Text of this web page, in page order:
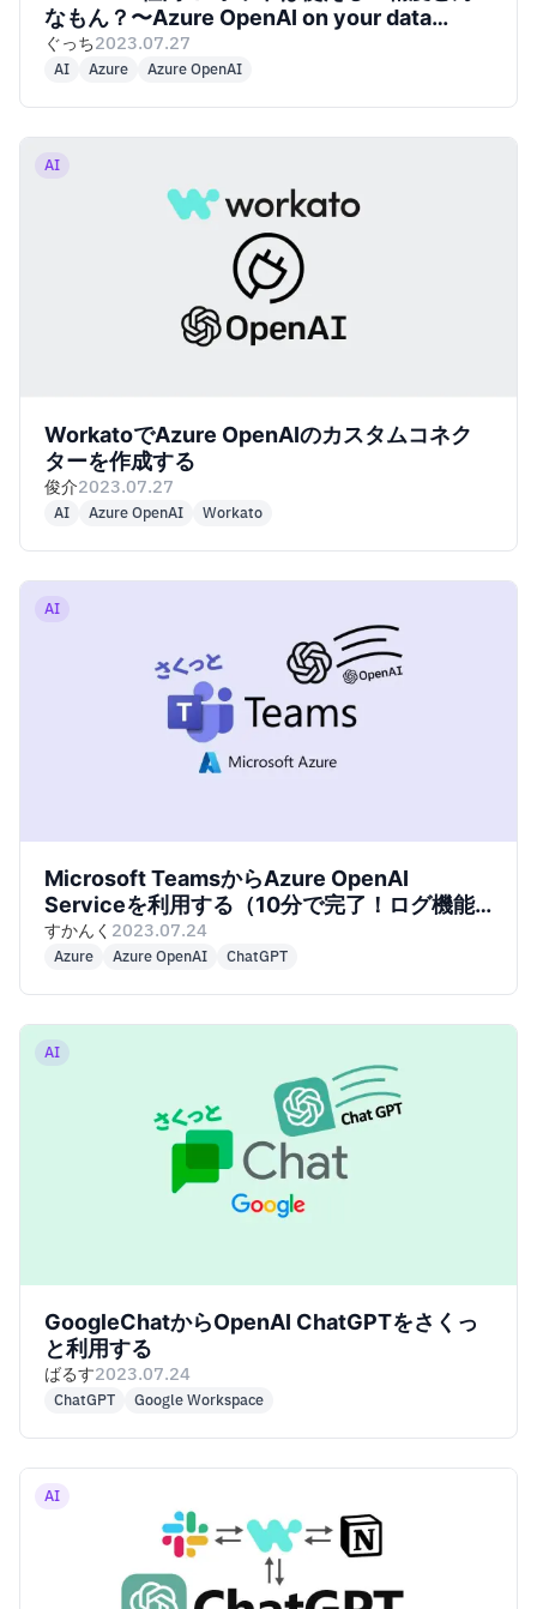
なもん？〜Azure OpenAI on your data
&#038; gpt-3.5編〜
ぐっち2023.07.27
AI Azure Azure OpenAI
AI
WorkatoでAzure OpenAIのカスタムコネク
ターを作成する
俊介2023.07.27
AI Azure OpenAI Workato
AI
Microsoft TeamsからAzure OpenAI
Serviceを利用する（10分で完了！ログ機能
もあるよ！）
すかんく 2023.07.24
Azure Azure OpenAI ChatGPT
AI
GoogleChatからOpenAI ChatGPTをさくっ
と利用する
ばるす2023.07.24
ChatGPT Google Workspace
AI